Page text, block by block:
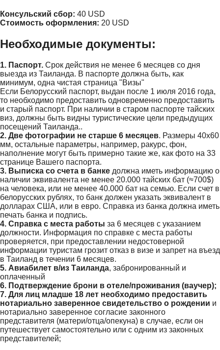
Консульский сбор: 40 USD
Стоимость оформления: 20 USD
Необходимые документы:
1. Паспорт. Срок действия не менее 6 месяцев со дня
выезда из Таиланда. В паспорте должна быть, как
минимум, одна чистая страница "Визы"
Если Белорусский паспорт, выдан после 1 июля 2016 года,
то необходимо предоставить одновременно предоставить
и старый паспорт. При наличии в старом паспорте тайских
виз, должны быть видны туристические цели предыдущих
посещений Таиланда..
2. Две фотографии не старше 6 месяцев. Размеры 40х60
мм, остальные параметры, например, ракурс, фон,
наполнение могут быть примерно такие же, как фото на 33
странице Вашего паспорта.
3. Выписка со счета в банке должна иметь информацию о
наличии эквивалента не менее 20.000 тайских бат (≈700$)
на человека, или не менее 40.000 бат на семью. Если счет в
белорусских рублях, то банк должен указать эквивалент в
долларах США, или в евро. Справка из банка должна иметь
печать банка и подпись.
4. Справка с места работы за 6 месяцев с указанием
должности. Информация по справке с места работы
проверяется, при предоставлении недостоверной
информации туристам грозит отказ в визе и запрет на въезд
в Таиланд в течении 6 месяцев.
5. Авиабилет в/из Таиланда, забронированный и
оплаченный
6. Подтверждение брони в отеле/проживания (ваучер);
7. Для лиц младше 18 лет необходимо предоставить
нотариально заверенное свидетельство о рождении и
нотариально заверенное согласие законного
представителя (матери/отца/опекуна) в случае, если он
путешествует самостоятельно или с одним из законных
представителей;